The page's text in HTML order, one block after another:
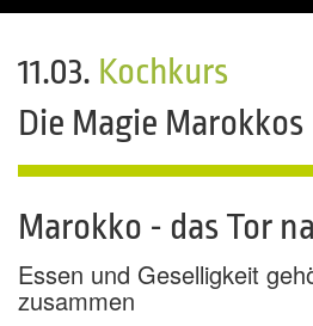
11.03. Kochkurs
Die Magie Marokkos
Marokko - das Tor
Essen und Geselligkeit
zusammen